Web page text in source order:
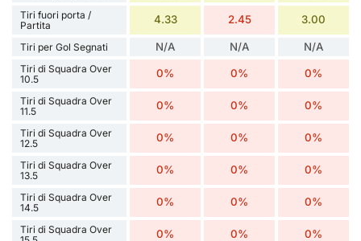
Tiri fuori porta /
Partita
4.33 2.45 3.00
Tiri per Gol Segnati N/A N/A N/A
Tiri di Squadra Over
10.5
0% 0% 0%
Tiri di Squadra Over
11.5
0% 0% 0%
Tiri di Squadra Over
12.5
0% 0% 0%
Tiri di Squadra Over
13.5
0% 0% 0%
Tiri di Squadra Over
14.5
0% 0% 0%
Tiri di Squadra Over
0% 0% 0%